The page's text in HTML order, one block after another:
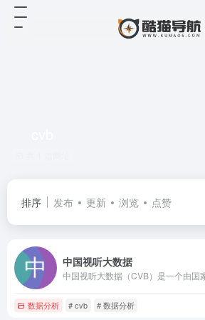
排序 发布 更新 浏览 点赞
中国视听大数据
数据分析 # cvb # 数据分析